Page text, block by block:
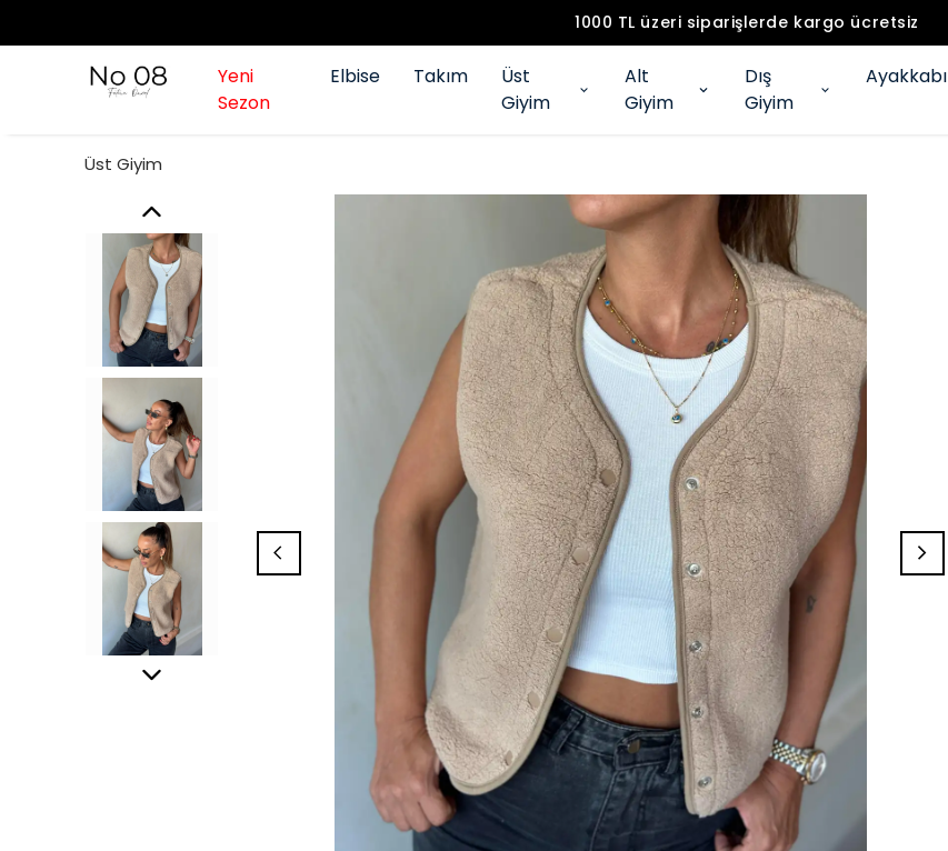
1000 TL üzeri siparişlerde kargo ücretsiz
Yeni
Sezon
Elbise Takım
Üst
Giyim
Alt
Giyim
Dış
Giyim
Ayakkabı
Üst Giyim